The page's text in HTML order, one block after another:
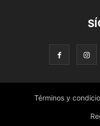
Términos y